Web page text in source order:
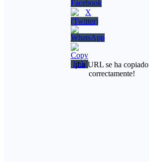
¡La URL se ha copiado
correctamente!